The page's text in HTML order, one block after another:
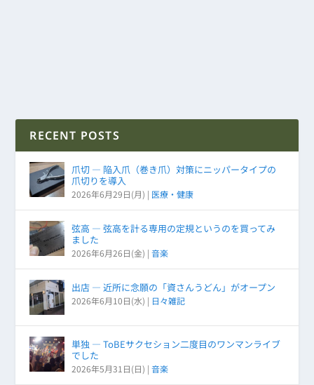
RECENT POSTS
爪切 ― 陥入爪（巻き爪）対策にニッパータイプの
爪切りを導入
2026年6月29日(月) | 医療・健康
弦高 ― 弦高を計る専用の定規というのを買ってみ
ました
2026年6月26日(金) |音楽
出店 ― 近所に念願の「資さんうどん」がオープン
2026年6月10日(水) | 日々雑記
単独 ― ToBEサクセション二度目のワンマンライブ
でした
2026年5月31日(日) |音楽